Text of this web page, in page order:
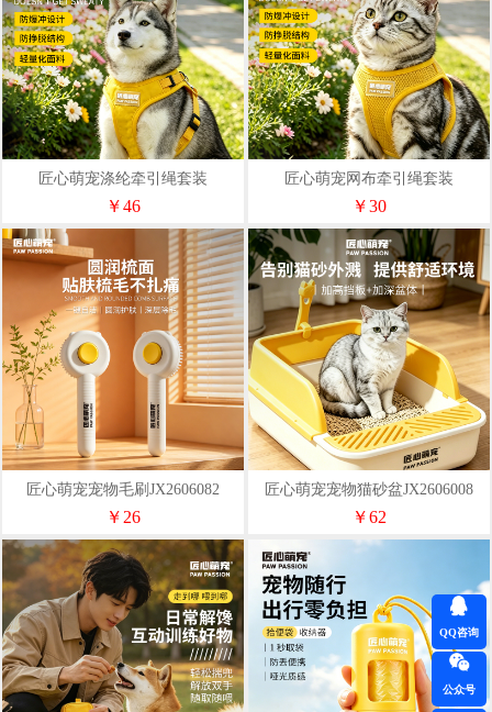
匠心萌宠涤纶牵引绳套装
JX2606002
￥46
匠心萌宠网布牵引绳套装
JX2606001
￥30
匠心萌宠宠物毛刷JX2606082
￥26
匠心萌宠宠物猫砂盆JX2606008
￥62
QQ咨询
公众号